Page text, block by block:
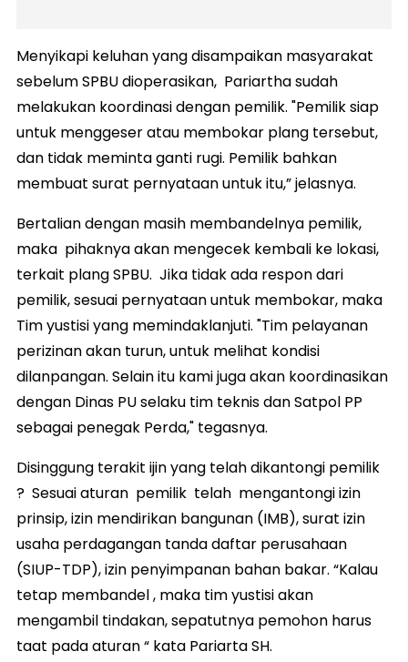
Menyikapi keluhan yang disampaikan masyarakat
sebelum SPBU dioperasikan, Pariartha sudah
melakukan koordinasi dengan pemilik. "Pemilik siap
untuk menggeser atau membokar plang tersebut,
dan tidak meminta ganti rugi. Pemilik bahkan
membuat surat pernyataan untuk itu,” jelasnya.
Bertalian dengan masih membandelnya pemilik,
maka pihaknya akan mengecek kembali ke lokasi,
terkait plang SPBU. Jika tidak ada respon dari
pemilik, sesuai pernyataan untuk membokar, maka
Tim yustisi yang memindaklanjuti. "Tim pelayanan
perizinan akan turun, untuk melihat kondisi
dilanpangan. Selain itu kami juga akan koordinasikan
dengan Dinas PU selaku tim teknis dan Satpol PP
sebagai penegak Perda," tegasnya.
Disinggung terakit ijin yang telah dikantongi pemilik
? Sesuai aturan pemilik telah mengantongi izin
prinsip, izin mendirikan bangunan (IMB), surat izin
usaha perdagangan tanda daftar perusahaan
(SIUP-TDP), izin penyimpanan bahan bakar. “Kalau
tetap membandel , maka tim yustisi akan
mengambil tindakan, sepatutnya pemohon harus
taat pada aturan “ kata Pariarta SH.